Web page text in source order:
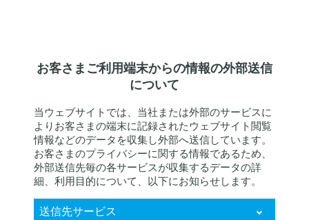
お客さまご利用端末からの情報の外部送信
について
当ウェブサイトでは、当社または外部のサービスに
よりお客さまの端末に記録されたウェブサイト閲覧
情報などのデータを収集し外部へ送信しています。
お客さまのプライバシーに関する情報であるため、
外部送信先毎の各サービスが収集するデータの詳
細、利用目的について、以下にお知らせします。
送信先サービス